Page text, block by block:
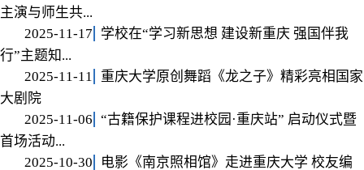
主演与师生共...
2025-11-17
学校在“学习新思想 建设新重庆 强国伴我
行”主题知...
2025-11-11
重庆大学原创舞蹈《龙之子》精彩亮相国家
大剧院
2025-11-06
“古籍保护课程进校园·重庆站” 启动仪式暨
首场活动...
2025-10-30
电影《南京照相馆》走进重庆大学 校友编